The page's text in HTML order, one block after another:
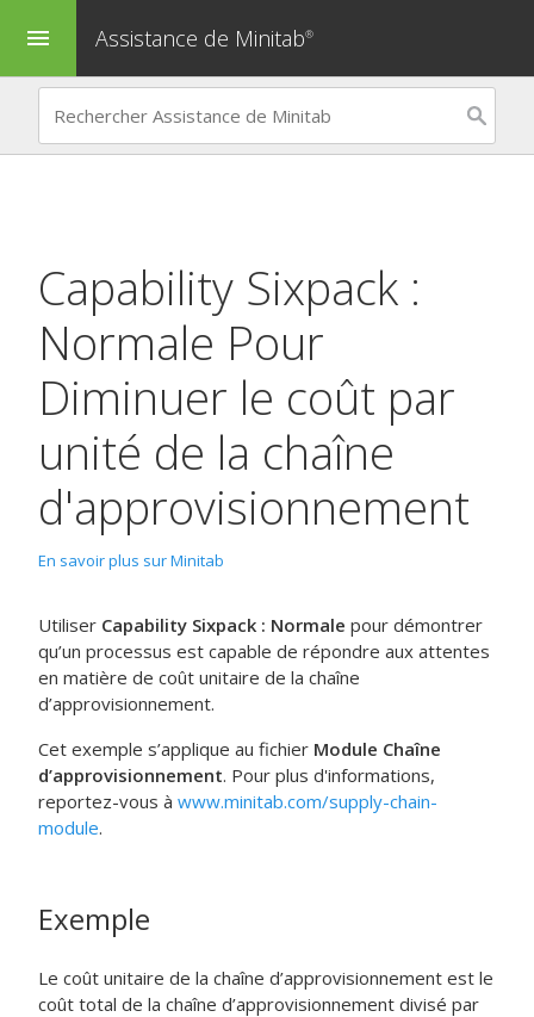
menu Assistance de Minitab®
Capability Sixpack :
Normale Pour
Diminuer le coût par
unité de la chaîne
d'approvisionnement
En savoir plus sur Minitab
Utiliser Capability Sixpack : Normale pour démontrer
qu’un processus est capable de répondre aux attentes
en matière de coût unitaire de la chaîne
d’approvisionnement.
Cet exemple s’applique au fichier Module Chaîne
d’approvisionnement. Pour plus d'informations,
reportez-vous à www.minitab.com/supply-chain-
module.
Exemple
Le coût unitaire de la chaîne d’approvisionnement est le
coût total de la chaîne d’approvisionnement divisé par